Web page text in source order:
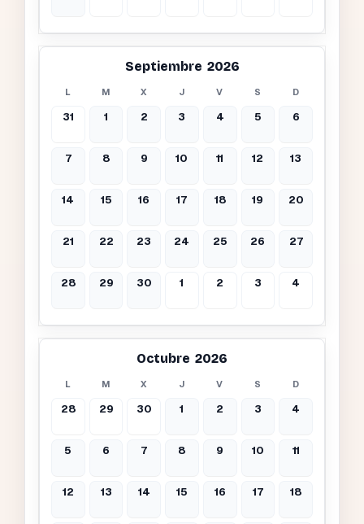
Septiembre 2026
L M X J V S D
31 1 2 3 4 5 6
7 8 9 10 11 12 13
14 15 16 17 18 19 20
21 22 23 24 25 26 27
28 29 30 1 2 3 4
Octubre 2026
L M X J V S D
28 29 30 1 2 3 4
5 6 7 8 9 10 11
12 13 14 15 16 17 18